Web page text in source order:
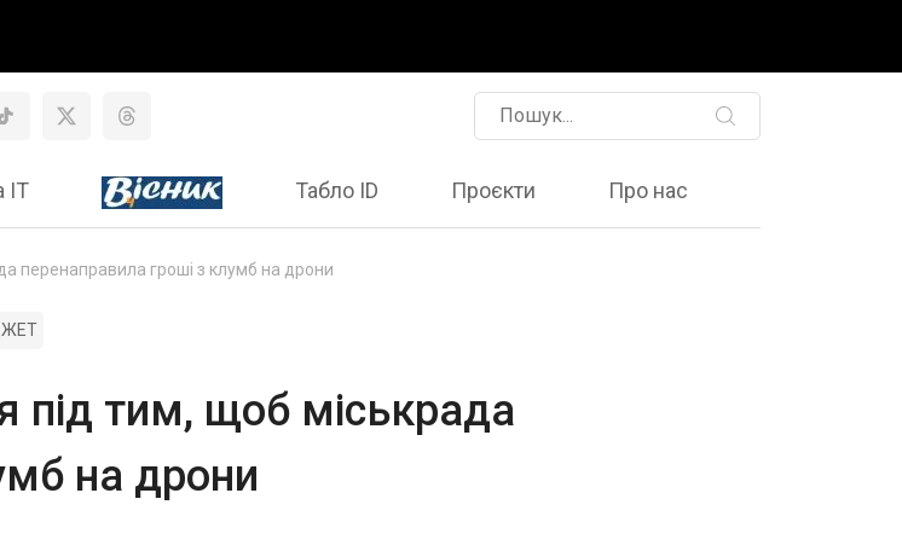
ІТ Табло ID Проєкти Про нас
перенаправила гроші з клумб на дрони
під тим, щоб міськрада
на дрони